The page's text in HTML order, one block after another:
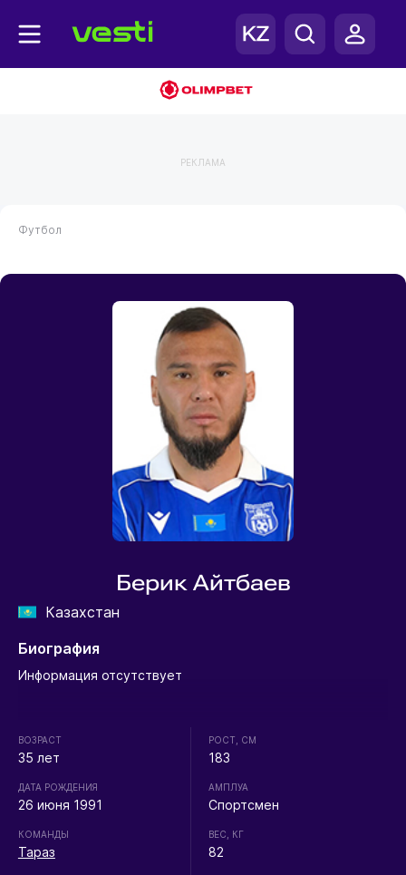
РЕКЛАМА
Футбол
Берик Айтбаев
Казахстан
Биография
Информация отсутствует
ВОЗРАСТ
35 лет
ДАТА РОЖДЕНИЯ
26 июня 1991
КОМАНДЫ
Тараз
РОСТ, СМ
183
АМПЛУА
Спортсмен
ВЕС, КГ
82